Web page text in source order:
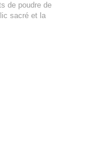
de poudre de
sacré et la